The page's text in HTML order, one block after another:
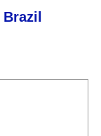
Brazil